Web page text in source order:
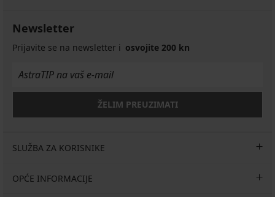
Newsletter
Prijavite se na newsletter i osvojite 200 kn
ŽELIM PREUZIMATI
SLUŽBA ZA KORISNIKE
OPĆE INFORMACIJE